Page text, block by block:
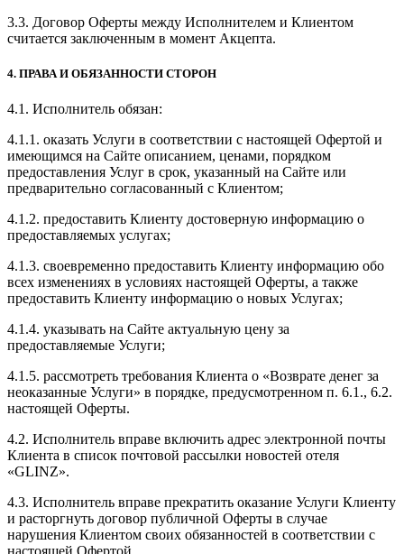
3.3. Договор Оферты между Исполнителем и Клиентом
считается заключенным в момент Акцепта.
4. ПРАВА И ОБЯЗАННОСТИ СТОРОН
4.1. Исполнитель обязан:
4.1.1. оказать Услуги в соответствии с настоящей Офертой и
имеющимся на Сайте описанием, ценами, порядком
предоставления Услуг в срок, указанный на Сайте или
предварительно согласованный с Клиентом;
4.1.2. предоставить Клиенту достоверную информацию о
предоставляемых услугах;
4.1.3. своевременно предоставить Клиенту информацию обо
всех изменениях в условиях настоящей Оферты, а также
предоставить Клиенту информацию о новых Услугах;
4.1.4. указывать на Сайте актуальную цену за
предоставляемые Услуги;
4.1.5. рассмотреть требования Клиента о «Возврате денег за
неоказанные Услуги» в порядке, предусмотренном п. 6.1., 6.2.
настоящей Оферты.
4.2. Исполнитель вправе включить адрес электронной почты
Клиента в список почтовой рассылки новостей отеля
«GLINZ».
4.3. Исполнитель вправе прекратить оказание Услуги Клиенту
и расторгнуть договор публичной Оферты в случае
нарушения Клиентом своих обязанностей в соответствии с